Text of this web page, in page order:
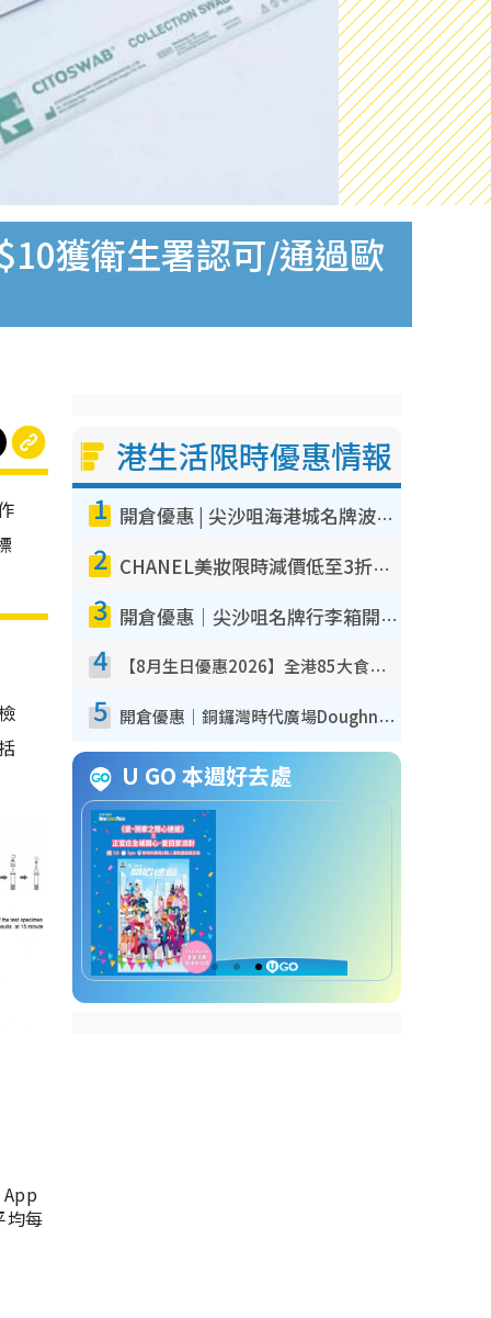
獲衛生署認可/通過歐
均每
港生活限時優惠情報
1 開倉優惠 | 尖沙咀海港城名牌波鞋開倉低至1折！On鞋$899起／Joy&Peace鞋履$98起
2 CHANEL美妝限時減價低至3折！人氣粉底/唇膏/精華液低至$275！COCO香水都有平
3 開倉優惠｜尖沙咀名牌行李箱開倉低至4折！一連5日 American Tourister/ace./Hallmark $200起！
4 【8月生日優惠2026】全港85大食買玩著數攻略 自助餐/火鍋放題同行免費＋誠品/DONKI送現金券
5 開倉優惠｜銅鑼灣時代廣場Doughnut/Campo Marzio開倉低至1折！背囊、書包、手袋劈價$200起
U GO 本週好去處